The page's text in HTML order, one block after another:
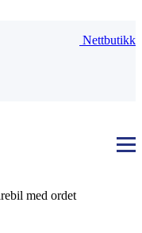
Nettbutikk